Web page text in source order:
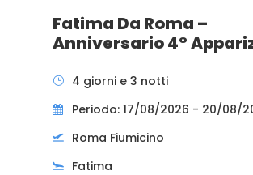
Fatima Da Roma –
Anniversario 4°
4 giorni e 3 notti
Periodo: 17/08/2026 - 20/08/
Roma Fiumicino
Fatima